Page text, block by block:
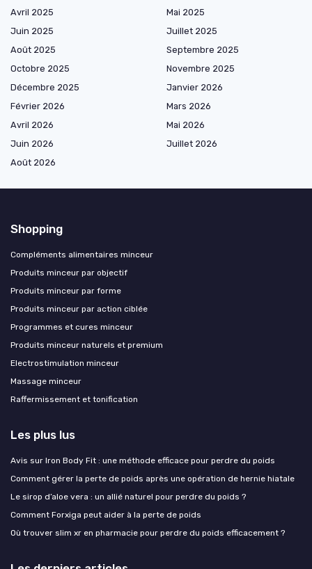
Avril 2025
Mai 2025
Juin 2025
Juillet 2025
Août 2025
Septembre 2025
Octobre 2025
Novembre 2025
Décembre 2025
Janvier 2026
Février 2026
Mars 2026
Avril 2026
Mai 2026
Juin 2026
Juillet 2026
Août 2026
Shopping
Compléments alimentaires minceur
Produits minceur par objectif
Produits minceur par forme
Produits minceur par action ciblée
Programmes et cures minceur
Produits minceur naturels et premium
Electrostimulation minceur
Massage minceur
Raffermissement et tonification
Les plus lus
Avis sur Iron Body Fit : une méthode efficace pour perdre du poids
Comment gérer la perte de poids après une opération de hernie hiatale
Le sirop d’aloe vera : un allié naturel pour perdre du poids ?
Comment Forxiga peut aider à la perte de poids
Où trouver slim xr en pharmacie pour perdre du poids efficacement ?